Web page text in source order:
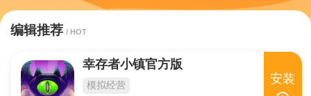
编辑推荐 / HOT
幸存者小镇官方版
模拟经营 安装